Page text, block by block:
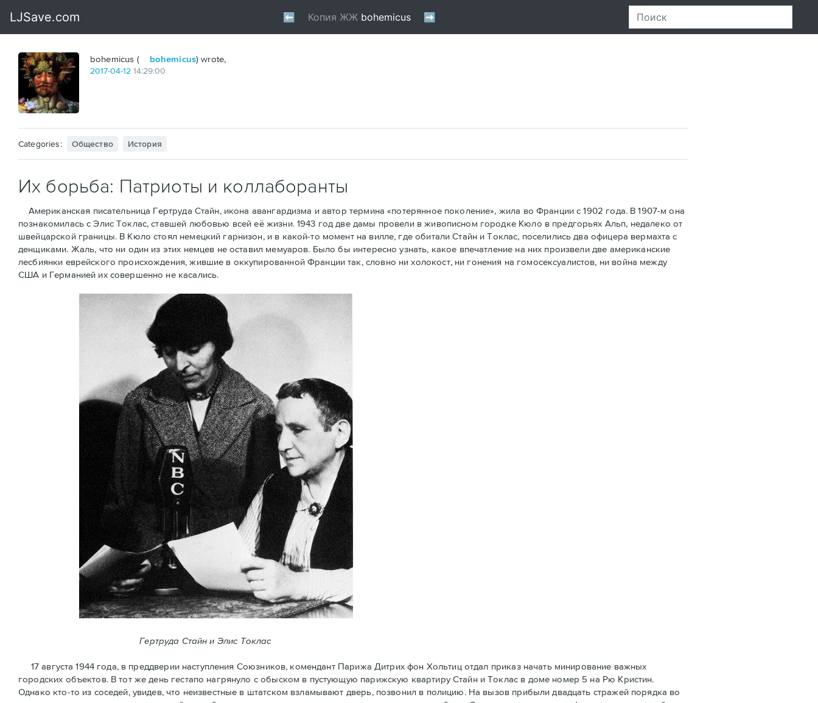
bohemicus ( bohemicus) wrote,
2017-04-12 14:29:00
Categories: Общество История
Их борьба: Патриоты и коллаборанты
Американская писательница Гертруда Стайн, икона авангардизма и автор термина «потерянное поколение», жила во Франции с 1902 года. В 1907-м она
познакомилась с Элис Токлас, ставшей любовью всей её жизни. 1943 год две дамы провели в живописном городке Кюло в предгорьях Альп, недалеко от
швейцарской границы. В Кюло стоял немецкий гарнизон, и в какой-то момент на вилле, где обитали Стайн и Токлас, поселились два офицера вермахта с
денщиками. Жаль, что ни один из этих немцев не оставил мемуаров. Было бы интересно узнать, какое впечатление на них произвели две американские
лесбиянки еврейского происхождения, жившие в оккупированной Франции так, словно ни холокост, ни гонения на гомосексуалистов, ни война между
США и Германией их совершенно не касались.
Гертруда Стайн и Элис Токлас
17 августа 1944 года, в преддверии наступления Союзников, комендант Парижа Дитрих фон Хольтиц отдал приказ начать минирование важных
городских объектов. В тот же день гестапо нагрянуло с обыском в пустующую парижскую квартиру Стайн и Токлaс в домe номер 5 на Рю Кристин.
Однако кто-то из соседей, увидев, что неизвестные в штатском взламывают дверь, позвонил в полицию. На вызов прибыли двадцать стражей порядка во